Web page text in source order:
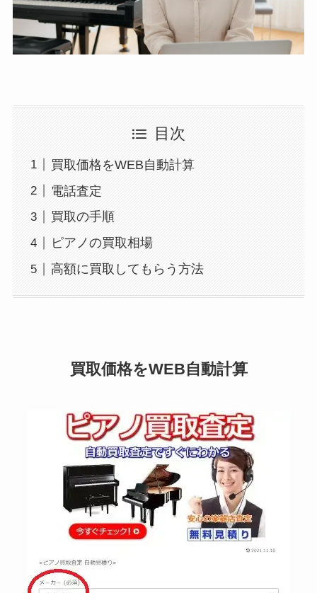
目次
買取価格をWEB自動計算
電話査定
買取の手順
ピアノの買取相場
高額に買取してもらう方法
買取価格をWEB自動計算